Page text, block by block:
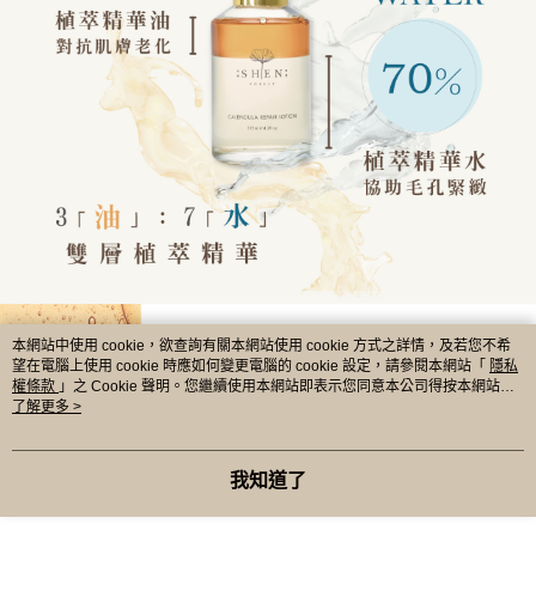
本網站中使用 cookie，欲查詢有關本網站使用 cookie 方式之詳情，及若您不希
望在電腦上使用 cookie 時應如何變更電腦的 cookie 設定，請參閱本網站「 隱私
權條款 」之 Cookie 聲明。您繼續使用本網站即表示您同意本公司得按本網站使
用條款之 Cookie 聲明使用 cookie。
了解更多 >
我知道了